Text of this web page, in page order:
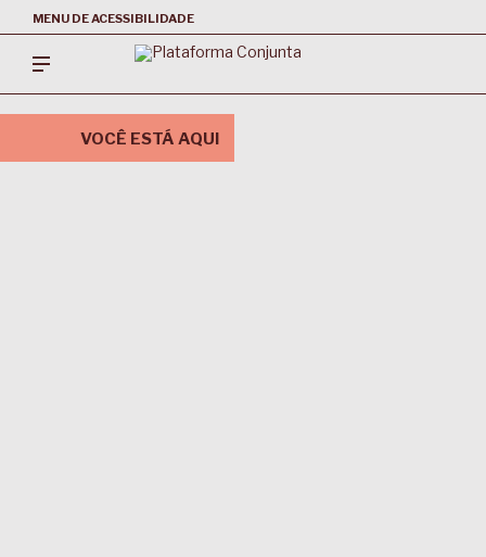
MENU DE ACESSIBILIDADE
VOCÊ ESTÁ AQUI